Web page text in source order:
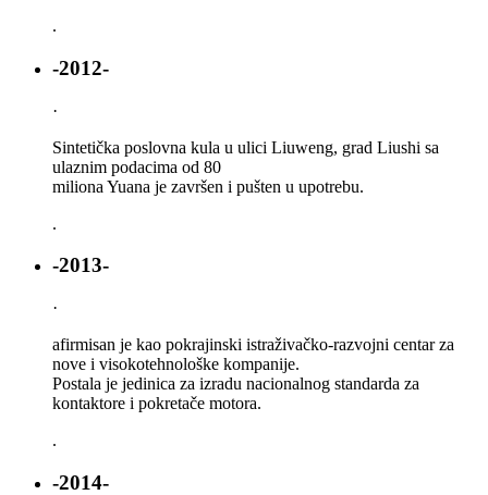
.
-2012-
·
Sintetička poslovna kula u ulici Liuweng, grad Liushi sa
ulaznim podacima od 80
miliona Yuana je završen i pušten u upotrebu.
.
-2013-
·
afirmisan je kao pokrajinski istraživačko-razvojni centar za
nove i visokotehnološke kompanije.
Postala je jedinica za izradu nacionalnog standarda za
kontaktore i pokretače motora.
.
-2014-